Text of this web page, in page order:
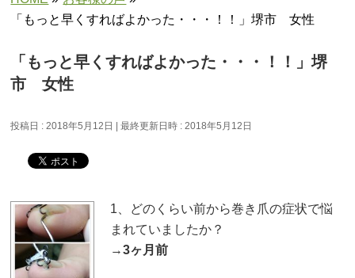
「もっと早くすればよかった・・・！！」堺市 女性
「もっと早くすればよかった・・・！！」堺
市 女性
投稿日 : 2018年5月12日 最終更新日時 : 2018年5月12日
1、どのくらい前から巻き爪の症状で悩
まれていましたか？
→3ヶ月前